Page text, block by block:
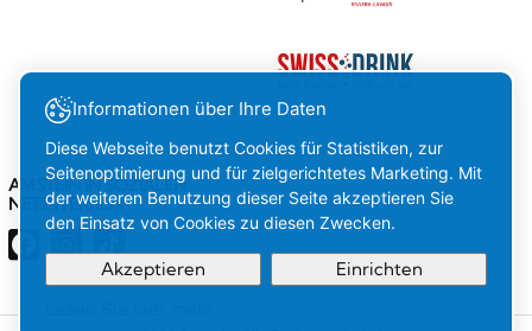
AMSTEIN IN SOZIALEN
NETZWERKEN
Informationen über Ihre Daten
Diese Webseite benutzt Cookies für Statistiken, zur
Seitenoptimierung und für zielgerichtetes Marketing. Mit
der weiteren Benutzung dieser Seite akzeptieren Sie
den Einsatz von Cookies zu diesen Zwecken.
Akzeptieren Einrichten